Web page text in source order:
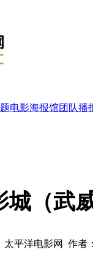
电影海报馆团队播
城（武
太平洋电影网 作者